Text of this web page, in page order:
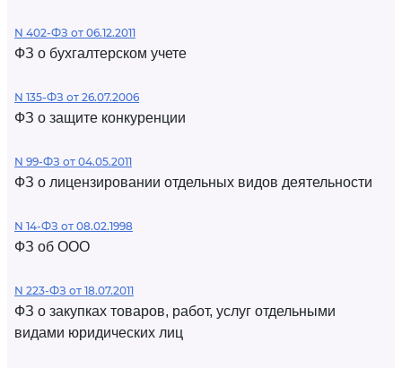
N 402-ФЗ от 06.12.2011
ФЗ о бухгалтерском учете
N 135-ФЗ от 26.07.2006
ФЗ о защите конкуренции
N 99-ФЗ от 04.05.2011
ФЗ о лицензировании отдельных видов деятельности
N 14-ФЗ от 08.02.1998
ФЗ об ООО
N 223-ФЗ от 18.07.2011
ФЗ о закупках товаров, работ, услуг отдельными
видами юридических лиц